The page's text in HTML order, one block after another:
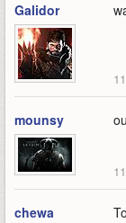
Galidor
mounsy
chewa